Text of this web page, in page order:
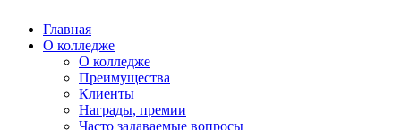
Главная
О колледже
О колледже
Преимущества
Клиенты
Награды, премии
Часто задаваемые вопросы